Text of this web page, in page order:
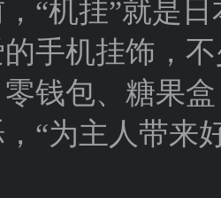
“机挂”就是
手机挂饰，
钱包、糖果
“为主人带来